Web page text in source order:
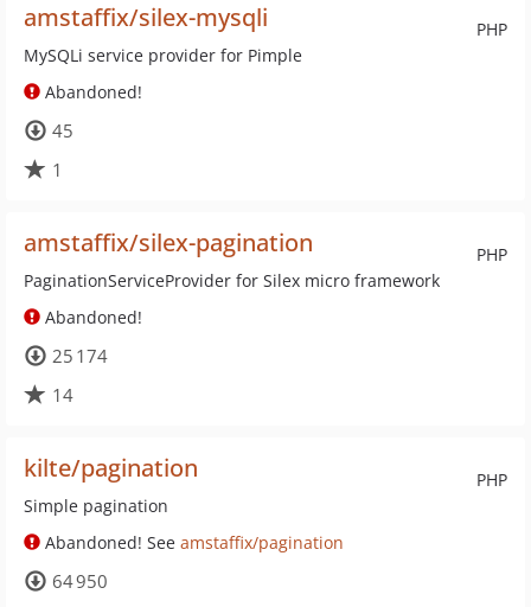
PHP
amstaffix/silex-mysqli
MySQLi service provider for Pimple
Abandoned!
45
1
PHP
amstaffix/silex-pagination
PaginationServiceProvider for Silex micro framework
Abandoned!
25 174
14
PHP
kilte/pagination
Simple pagination
Abandoned! See amstaffix/pagination
64 950